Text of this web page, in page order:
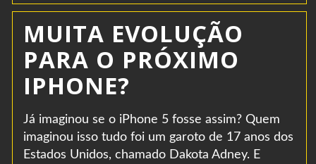
MUITA EVOLUÇÃO
PARA O PRÓXIMO
IPHONE?
Já imaginou se o iPhone 5 fosse assim? Quem
imaginou isso tudo foi um garoto de 17 anos dos
Estados Unidos, chamado Dakota Adney. E